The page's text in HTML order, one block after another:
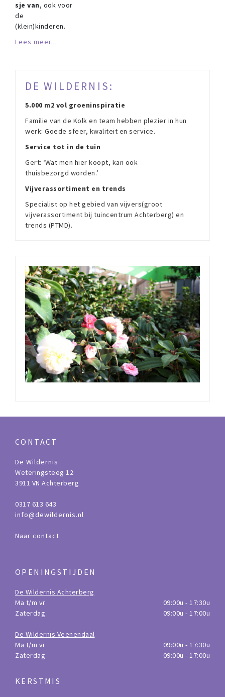
sje van, ook voor
de
(klein)kinderen.
Lees meer...
DE WILDERNIS:
5.000 m2 vol groeninspiratie
Familie van de Kolk en team hebben plezier in hun
werk: Goede sfeer, kwaliteit en service.
Service tot in de tuin
Gert: ‘Wat men hier koopt, kan ook
thuisbezorgd worden.’
Vijverassortiment en trends
Specialist op het gebied van vijvers(groot
vijverassortiment bij tuincentrum Achterberg) en
trends (PTMD).
CONTACT
De Wildernis
Weteringsteeg 12
3911 VN Achterberg
0317 613 643
info@dewildernis.nl
Naar contact
OPENINGSTIJDEN
De Wildernis Achterberg
Ma t/m vr
09:00u - 17:30u
Zaterdag
09:00u - 17:00u
De Wildernis Veenendaal
Ma t/m vr
09:00u - 17:30u
Zaterdag
09:00u - 17:00u
KERSTMIS